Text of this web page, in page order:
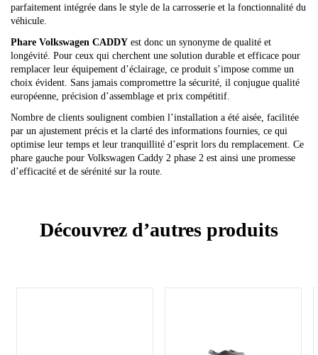
parfaitement intégrée dans le style de la carrosserie et la fonctionnalité du
véhicule.
Phare Volkswagen CADDY est donc un synonyme de qualité et
longévité. Pour ceux qui cherchent une solution durable et efficace pour
remplacer leur équipement d’éclairage, ce produit s’impose comme un
choix évident. Sans jamais compromettre la sécurité, il conjugue qualité
européenne, précision d’assemblage et prix compétitif.
Nombre de clients soulignent combien l’installation a été aisée, facilitée
par un ajustement précis et la clarté des informations fournies, ce qui
optimise leur temps et leur tranquillité d’esprit lors du remplacement. Ce
phare gauche pour Volkswagen Caddy 2 phase 2 est ainsi une promesse
d’efficacité et de sérénité sur la route.
Découvrez d’autres produits